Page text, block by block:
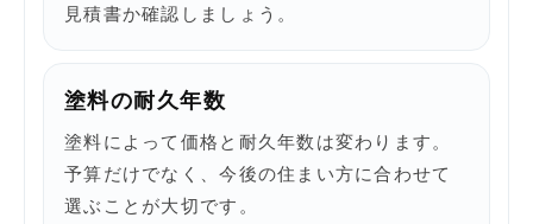
見積書か確認しましょう。
塗料の耐久年数
塗料によって価格と耐久年数は変わります。
予算だけでなく、今後の住まい方に合わせて
選ぶことが大切です。